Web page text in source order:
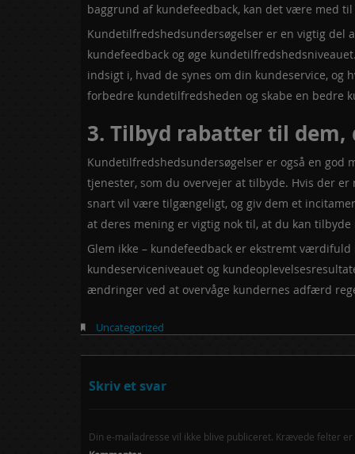
baggrund af kundefeedback, kan det være med
Kundetilfredshedsundersøgelser er en vigtig del
kundefeedback og øge
indsigt i, hvad de synes om din kundeservice, og
forbedre kundetilfredsheden og skabe en bedre
3. Tilbyd rabatter til dem,
Kundetilfredshedsundersøgelser er også en god
tjenester, som du overvejer at tilbyde. Hvis der
snart vil være tilgængeligt, og giv dem et
at deres mening er vigtig nok til, at du kan
Glem ikke – kundefeedback er ekstremt
kundeserviceniveauet og
ændringer ved at overvåge kundernes adfærd
Uncategorized
Skriv et svar
Din e-mailadresse vil ikke blive publiceret. Krævede felter